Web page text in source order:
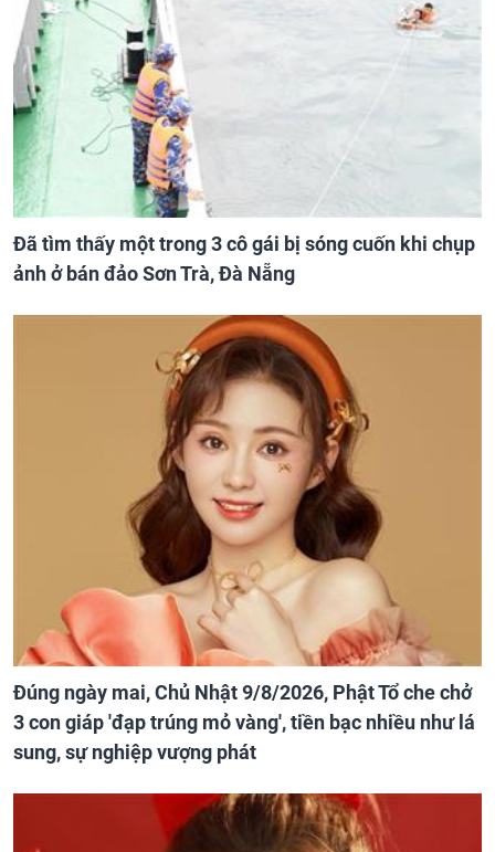
Đã tìm thấy một trong 3 cô gái bị sóng cuốn khi chụp
ảnh ở bán đảo Sơn Trà, Đà Nẵng
Đúng ngày mai, Chủ Nhật 9/8/2026, Phật Tổ che chở
3 con giáp 'đạp trúng mỏ vàng', tiền bạc nhiều như lá
sung, sự nghiệp vượng phát